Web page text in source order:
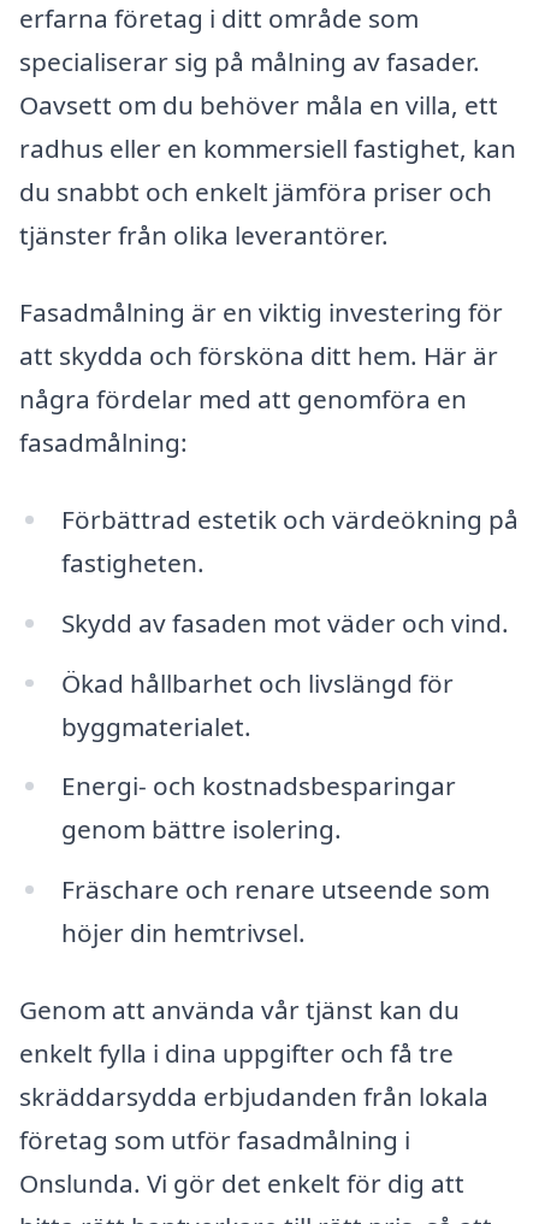
erfarna företag i ditt område som
specialiserar sig på målning av fasader.
Oavsett om du behöver måla en villa, ett
radhus eller en kommersiell fastighet, kan
du snabbt och enkelt jämföra priser och
tjänster från olika leverantörer.
Fasadmålning är en viktig investering för
att skydda och försköna ditt hem. Här är
några fördelar med att genomföra en
fasadmålning:
Förbättrad estetik och värdeökning på
fastigheten.
Skydd av fasaden mot väder och vind.
Ökad hållbarhet och livslängd för
byggmaterialet.
Energi- och kostnadsbesparingar
genom bättre isolering.
Fräschare och renare utseende som
höjer din hemtrivsel.
Genom att använda vår tjänst kan du
enkelt fylla i dina uppgifter och få tre
skräddarsydda erbjudanden från lokala
företag som utför fasadmålning i
Onslunda. Vi gör det enkelt för dig att